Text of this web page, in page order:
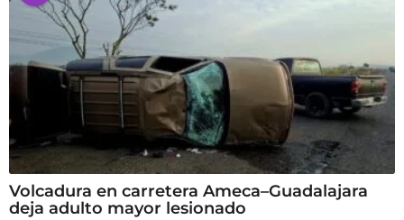
Volcadura en carretera Ameca–Guadalajara
deja adulto mayor lesionado